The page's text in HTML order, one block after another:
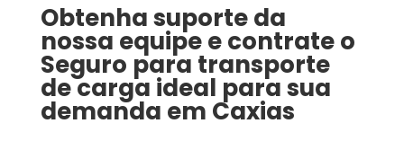
Obtenha suporte da
nossa equipe e contrate o
Seguro para transporte
de carga ideal para sua
demanda em Caxias